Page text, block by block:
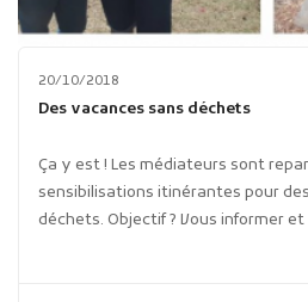
20/10/2018
Des vacances sans déchets
Ça y est ! Les médiateurs sont
sensibilisations itinérantes pour
déchets. Objectif ? Vous informer